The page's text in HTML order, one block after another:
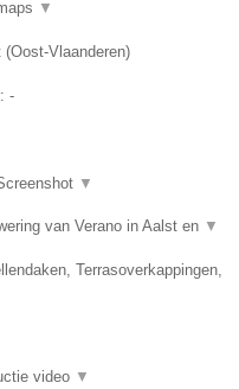
▼
(Oost-Vlaanderen)
-
▼
van Verano in Aalst en ▼
Terrasoverkappingen,
video ▼